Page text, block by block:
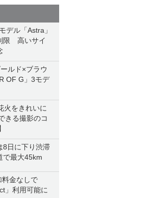
デル「Astra」
限 高いサイ
ルド×ブラウ
OF G」3モデ
火をきれいに
きる撮影のコ
8日に下り渋滞
最大45km
料金なしで
」利用可能に